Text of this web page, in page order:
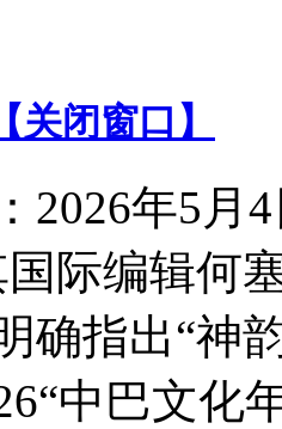
【关闭窗口】
年5月4
际编辑何
确指出“神
中巴文化